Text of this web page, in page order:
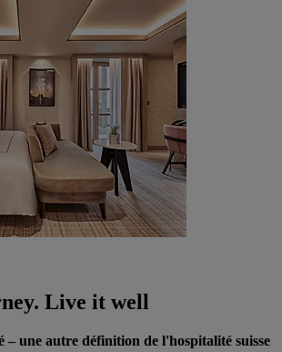
Live it well
– une autre définition de l'hospitalité suisse